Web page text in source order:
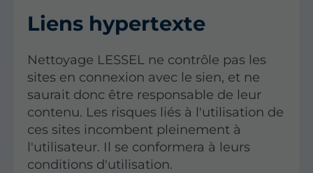
Liens hypertexte
Nettoyage LESSEL ne contrôle pas les
sites en connexion avec le sien, et ne
saurait donc être responsable de leur
contenu. Les risques liés à l'utilisation de
ces sites incombent pleinement à
l'utilisateur. Il se conformera à leurs
conditions d'utilisation.